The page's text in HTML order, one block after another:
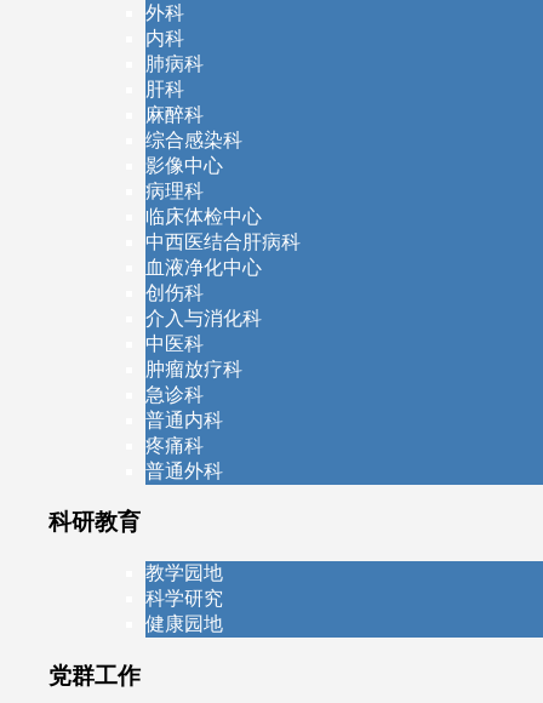
外科
内科
肺病科
肝科
麻醉科
综合感染科
影像中心
病理科
临床体检中心
中西医结合肝病科
血液净化中心
创伤科
介入与消化科
中医科
肿瘤放疗科
急诊科
普通内科
疼痛科
普通外科
科研教育
教学园地
科学研究
健康园地
党群工作